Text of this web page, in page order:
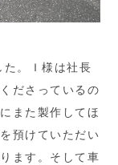
。Ｉ様は社長
ださっているの
また製作してほ
預けていただい
ます。そして車